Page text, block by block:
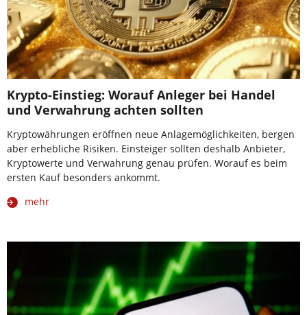
Krypto-Einstieg: Worauf Anleger bei Handel
und Verwahrung achten sollten
Kryptowährungen eröffnen neue Anlagemöglichkeiten, bergen
aber erhebliche Risiken. Einsteiger sollten deshalb Anbieter,
Kryptowerte und Verwahrung genau prüfen. Worauf es beim
ersten Kauf besonders ankommt.
mehr